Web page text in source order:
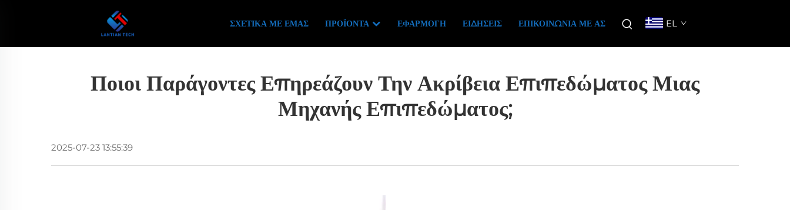
ΣΧΕΤΙΚΆ ΜΕ ΕΜΆΣ ΠΡΟΪΌΝΤΑ ΕΦΑΡΜΟΓΉ ΕΙΔΉΣΕΙΣ ΕΠΙΚΟΙΝΩΝΊΑ ΜΕ ΑΣ EL
Ποιοι Παράγοντες Επηρεάζουν Την Ακρίβεια Επιπεδώματος Μιας
Μηχανής Επιπεδώματος;
2025-07-23 13:55:39